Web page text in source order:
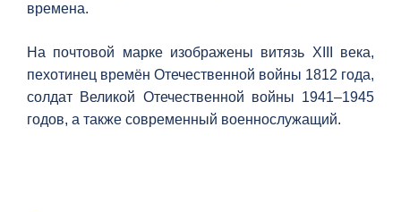
времена.
На почтовой марке изображены витязь XIII века,
пехотинец времён Отечественной войны 1812 года,
солдат Великой Отечественной войны 1941–1945
годов, а также современный военнослужащий.